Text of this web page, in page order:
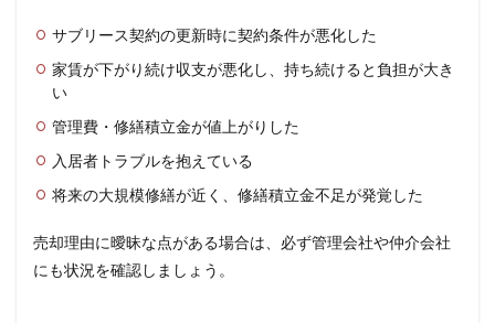
サブリース契約の更新時に契約条件が悪化した
家賃が下がり続け収支が悪化し、持ち続けると負担が大き
い
管理費・修繕積立金が値上がりした
入居者トラブルを抱えている
将来の大規模修繕が近く、修繕積立金不足が発覚した
売却理由に曖昧な点がある場合は、必ず管理会社や仲介会社
にも状況を確認しましょう。